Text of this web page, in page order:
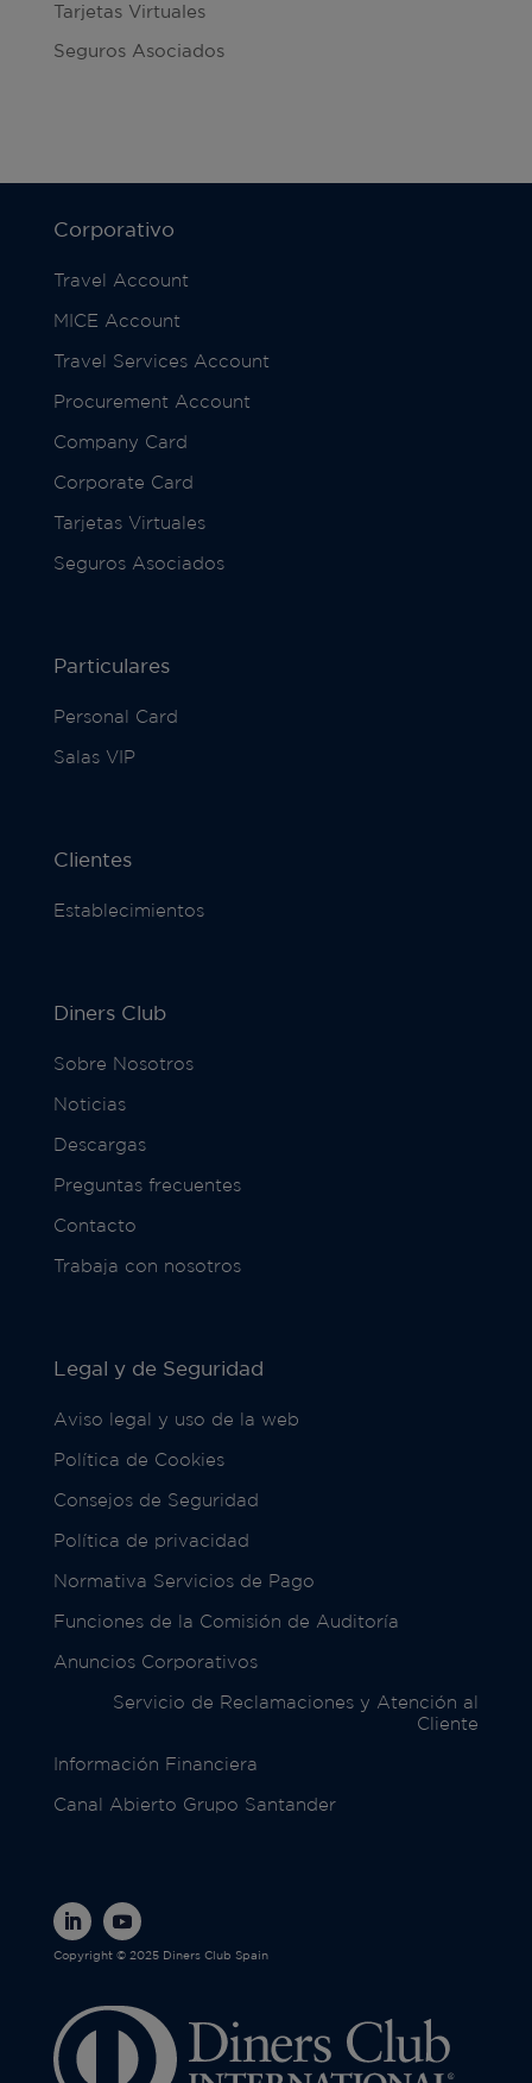
Tarjetas Virtuales
Seguros Asociados
Corporativo
Travel Account
MICE Account
Travel Services Account
Procurement Account
Company Card
Corporate Card
Tarjetas Virtuales
Seguros Asociados
Particulares
Personal Card
Salas VIP
Clientes
Establecimientos
Diners Club
Sobre Nosotros
Noticias
Descargas
Preguntas frecuentes
Contacto
Trabaja con nosotros
Legal y de Seguridad
Aviso legal y uso de la web
Política de Cookies
Consejos de Seguridad
Política de privacidad
Normativa Servicios de Pago
Funciones de la Comisión de Auditoría
Anuncios Corporativos
Servicio de Reclamaciones y Atención al
Cliente
Información Financiera
Canal Abierto Grupo Santander
Copyright © 2025 Diners Club Spain